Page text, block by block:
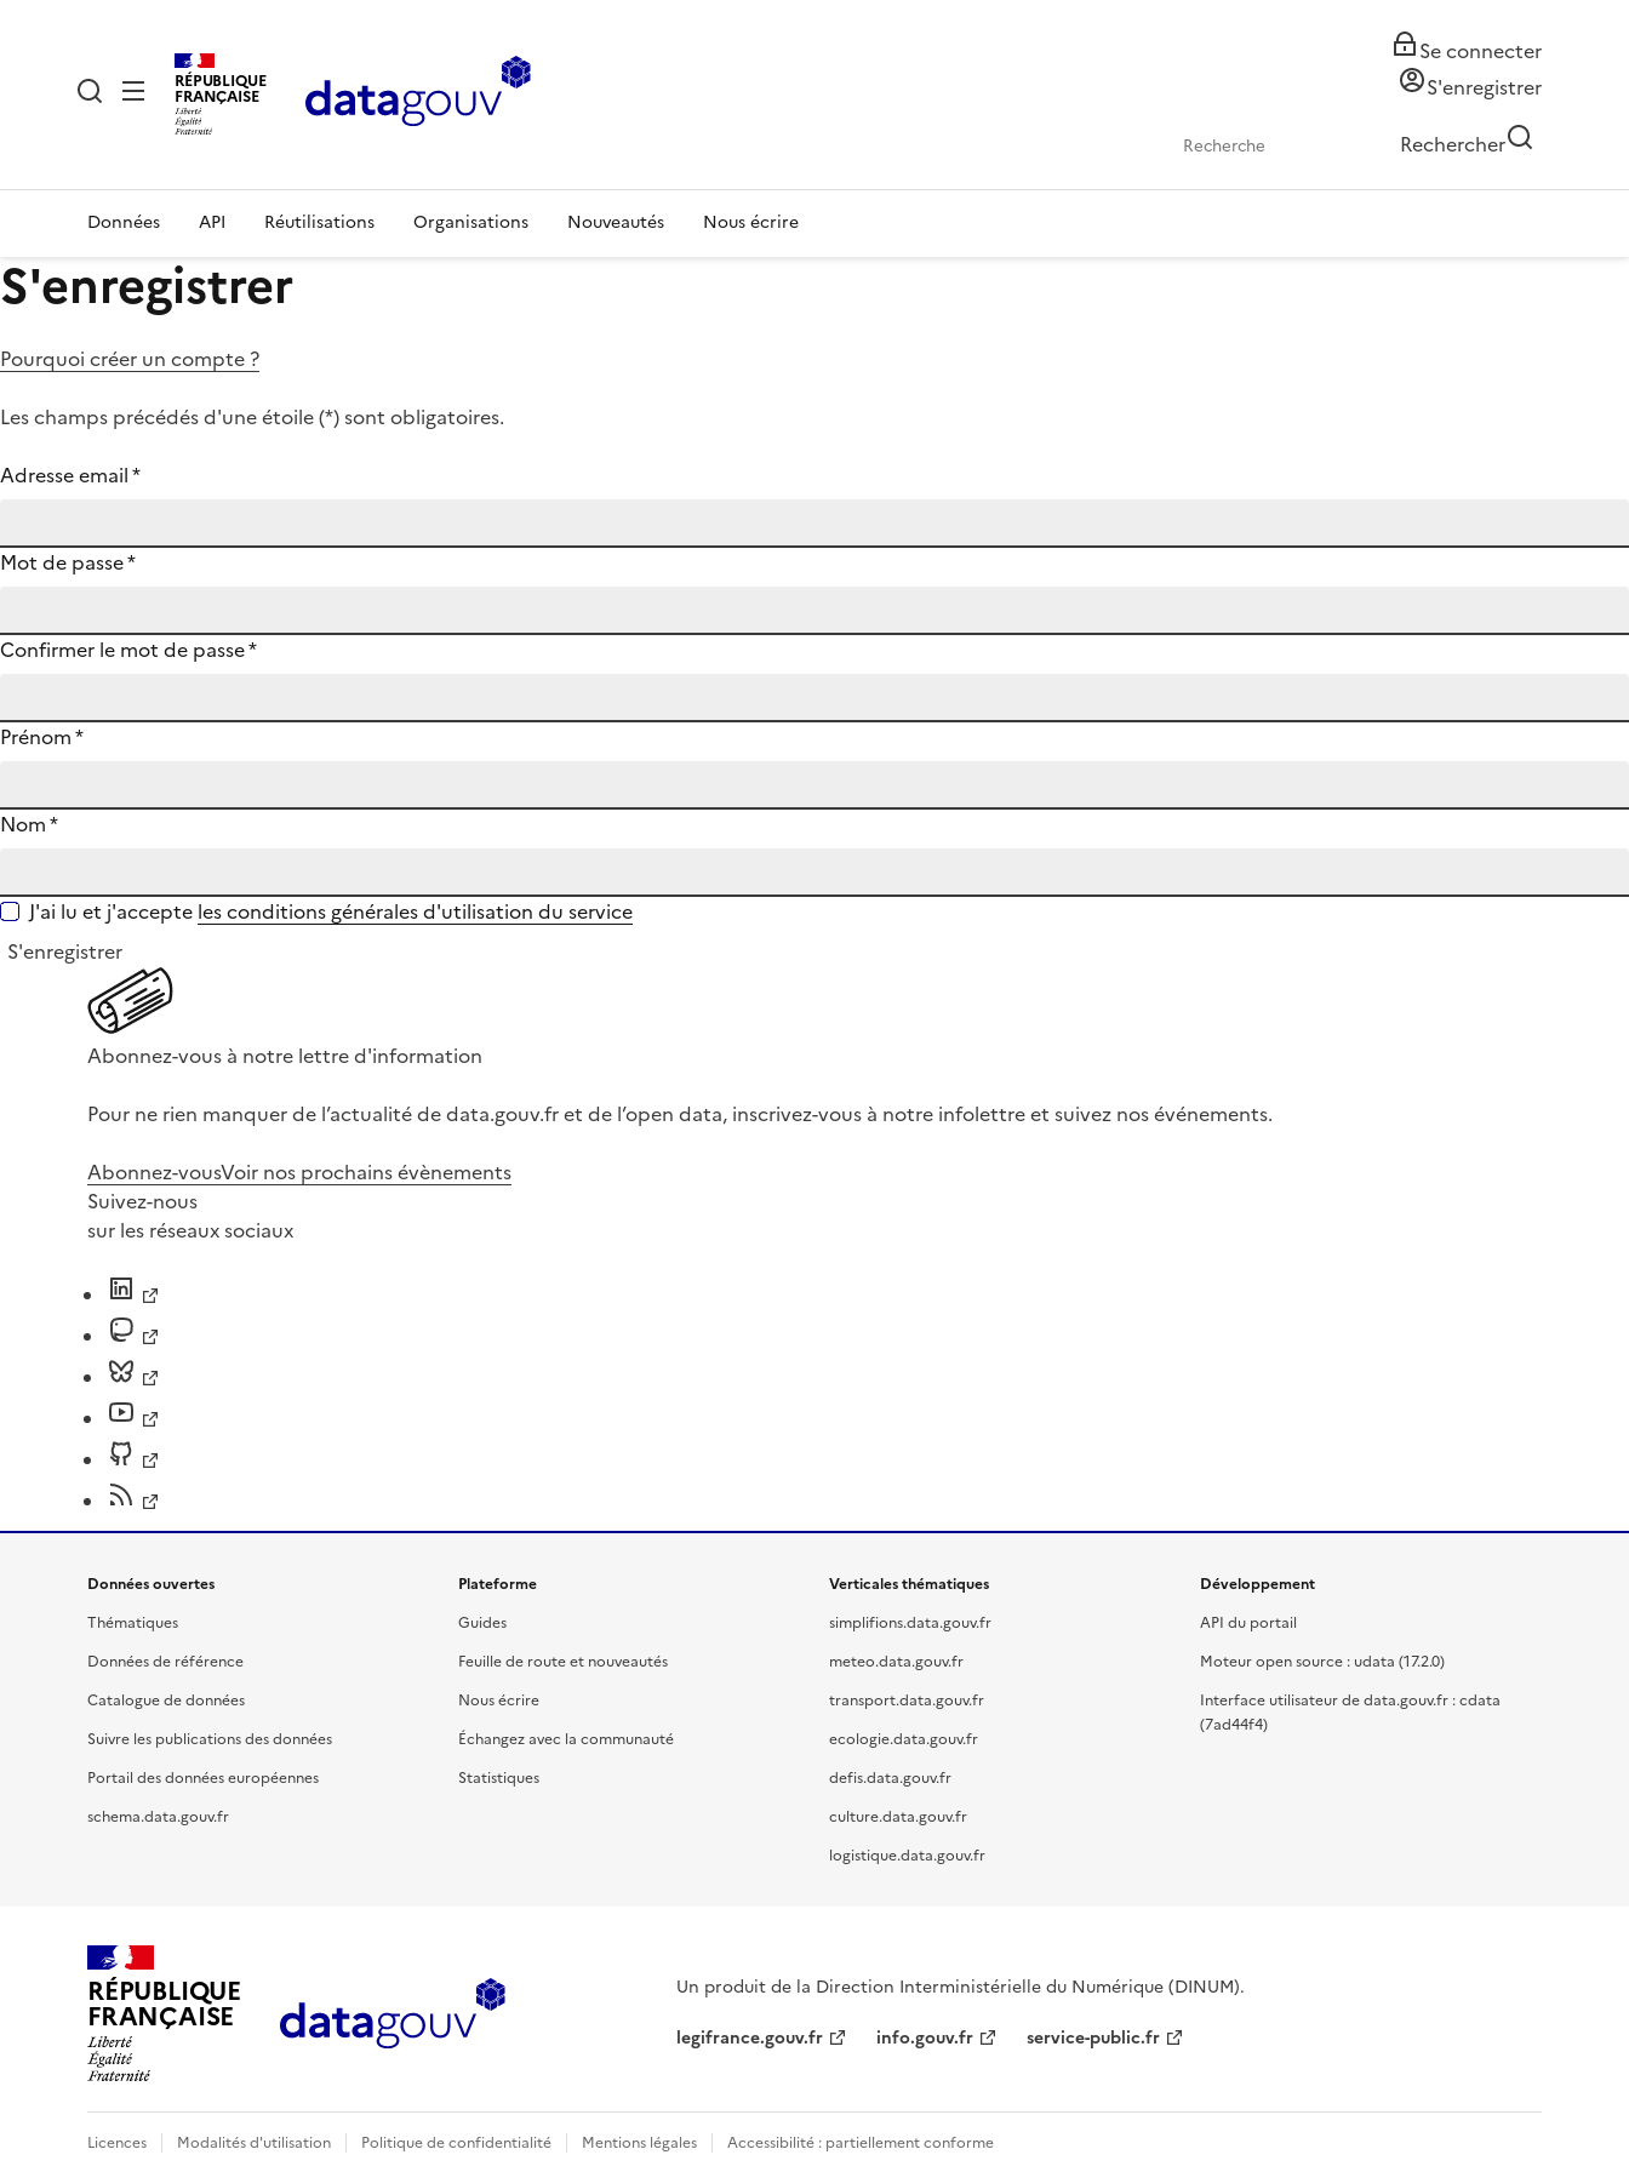
RÉPUBLIQUE
FRANÇAISE
Se connecter
S'enregistrer
Rechercher
Données API Réutilisations Organisations Nouveautés Nous écrire
S'enregistrer
Pourquoi créer un compte ?
Les champs précédés d'une étoile (*) sont obligatoires.
Adresse email*
Mot de passe*
Confirmer le mot de passe*
Prénom*
Nom*
J'ai lu et j'accepte les conditions générales d'utilisation du service
S'enregistrer
Abonnez-vous à notre lettre d'information
Pour ne rien manquer de l’actualité de data.gouv.fr et de l’open data, inscrivez-vous à notre infolettre et suivez nos événements.
Abonnez-vousVoir nos prochains évènements
Suivez-nous
sur les réseaux sociaux
Données ouvertes
Thématiques
Données de référence
Catalogue de données
Suivre les publications des données
Portail des données européennes
schema.data.gouv.fr
Plateforme
Guides
Feuille de route et nouveautés
Nous écrire
Échangez avec la communauté
Statistiques
Verticales thématiques
simplifions.data.gouv.fr
meteo.data.gouv.fr
transport.data.gouv.fr
ecologie.data.gouv.fr
defis.data.gouv.fr
culture.data.gouv.fr
logistique.data.gouv.fr
Développement
API du portail
Moteur open source : udata (17.2.0)
Interface utilisateur de data.gouv.fr : cdata
(7ad44f4)
RÉPUBLIQUE
FRANÇAISE
Un produit de la Direction Interministérielle du Numérique (DINUM).
legifrance.gouv.fr
info.gouv.fr service-public.fr
Licences Modalités d'utilisation Politique de confidentialité Mentions légales Accessibilité : partiellement conforme